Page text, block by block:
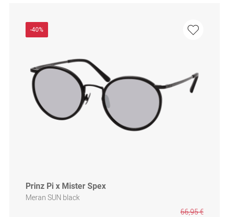
-40%
Prinz Pi x Mister Spex
Meran SUN black
66,95 €